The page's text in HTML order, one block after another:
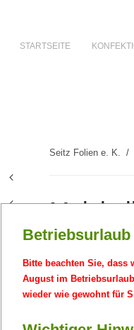
STARTSEITE
Seitz Folien e. K.
verhindert das
Das Vlies wird mit
Breite
Betriebsurlaub
Bitte beachten Sie,
August im
wieder wie gewohnt für